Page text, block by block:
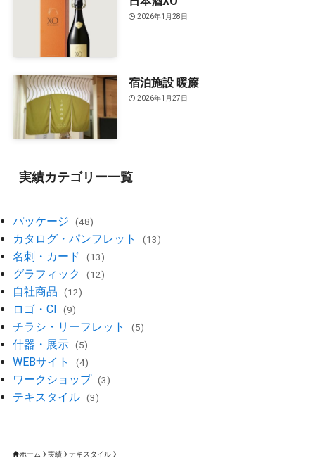
2026年1月28日
宿泊施設 暖簾
2026年1月27日
実績カテゴリー一覧
パッケージ (48)
カタログ・パンフレット (13)
名刺・カード (13)
グラフィック (12)
自社商品 (12)
ロゴ・CI (9)
チラシ・リーフレット (5)
什器・展示 (5)
WEBサイト (4)
ワークショップ (3)
テキスタイル (3)
ホーム 実績 テキスタイル